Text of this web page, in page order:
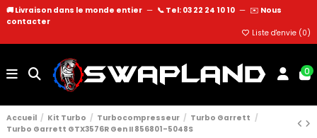
🚚 Livraison dans le monde entier — 📞 Tel: 03 22 24 10 10 — ✉️ Nous
contacter
Liste d'envie (0)
0
Accueil Kit Turbo Turbocompresseur
Turbo Garrett
Turbo Garrett GTX3576R Gen II 856801-5048S